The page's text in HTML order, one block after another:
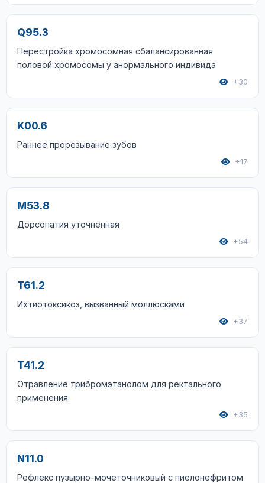
Q95.3
Перестройка хромосомная сбалансированная
половой хромосомы у анормального индивида
+30
K00.6
Раннее прорезывание зубов
+17
M53.8
Дорсопатия уточненная
+54
T61.2
Ихтиотоксикоз, вызванный моллюсками
+37
T41.2
Отравление трибромэтанолом для ректального
применения
+35
N11.0
Рефлекс пузырно-мочеточниковый с пиелонефритом